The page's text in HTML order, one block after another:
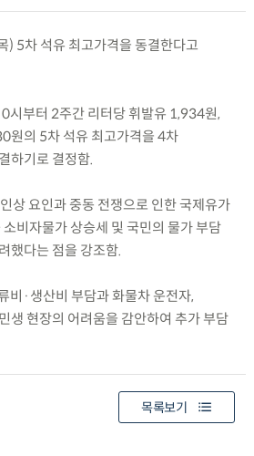
) 5차 석유 최고가격을 동결한다고
시부터 2주간 리터당 휘발유 1,934원,
원의 5차 석유 최고가격을 4차
하기로 결정함.
상 요인과 중동 전쟁으로 인한 국제유가
비자물가 상승세 및 국민의 물가 부담
했다는 점을 강조함.
비·생산비 부담과 화물차 운전자,
생 현장의 어려움을 감안하여 추가 부담
목록보기